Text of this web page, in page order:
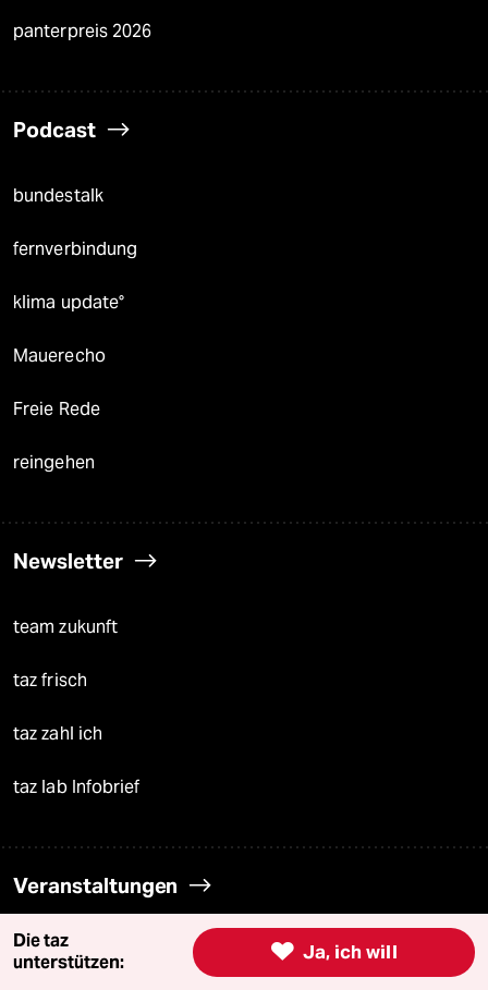
panterpreis 2026
Podcast
bundestalk
fernverbindung
klima update°
Mauerecho
Freie Rede
reingehen
Newsletter
team zukunft
taz frisch
taz zahl ich
taz lab Infobrief
Veranstaltungen
Demnächst  Ja, ich will
Die taz
unterstützen: